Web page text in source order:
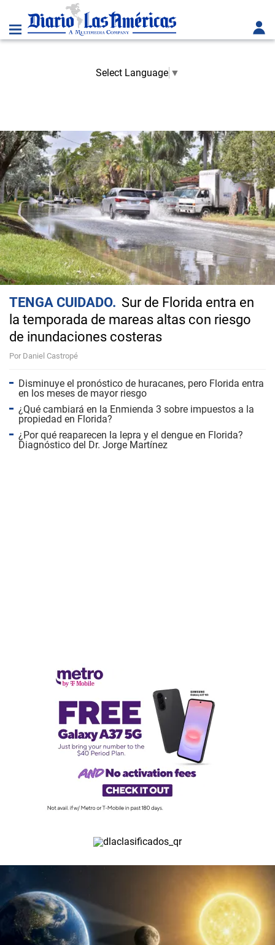
Select Language ▼
TENGA CUIDADO
Sur de Florida entra en
la temporada de mareas altas con riesgo
de inundaciones costeras
Por Daniel Castropé
Disminuye el pronóstico de huracanes, pero Florida entra
en los meses de mayor riesgo
¿Qué cambiará en la Enmienda 3 sobre impuestos a la
propiedad en Florida?
¿Por qué reaparecen la lepra y el dengue en Florida?
Diagnóstico del Dr. Jorge Martínez